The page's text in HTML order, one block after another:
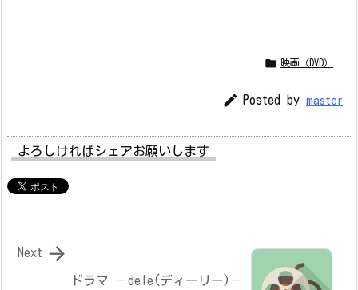
 映画（DVD）
 Posted by master
よろしければシェアお願いします
ドラマ －dele(ディーリー)－

Next